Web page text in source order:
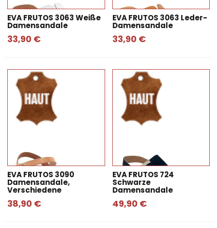
EVA FRUTOS 3063 Weiße
Damensandale
33,90 €
EVA FRUTOS 3063 Leder-
Damensandale
33,90 €
EVA FRUTOS 3090
Damensandale,
Verschiedene
38,90 €
EVA FRUTOS 724
Schwarze
Damensandale
49,90 €